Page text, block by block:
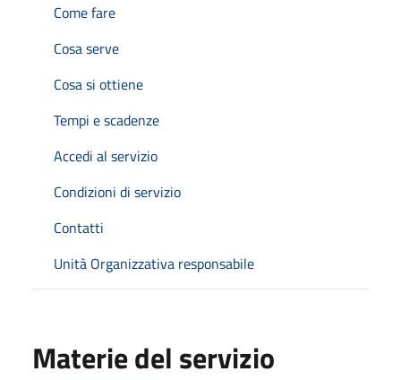
Come fare
Cosa serve
Cosa si ottiene
Tempi e scadenze
Accedi al servizio
Condizioni di servizio
Contatti
Unità Organizzativa responsabile
Materie del servizio